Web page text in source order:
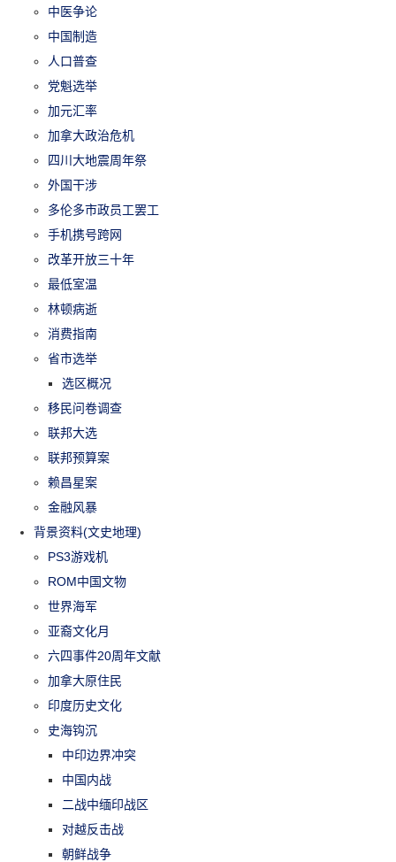
中医争论
中国制造
人口普查
党魁选举
加元汇率
加拿大政治危机
四川大地震周年祭
外国干涉
多伦多市政员工罢工
手机携号跨网
改革开放三十年
最低室温
林顿病逝
消费指南
省市选举
选区概况
移民问卷调查
联邦大选
联邦预算案
赖昌星案
金融风暴
背景资料(文史地理)
PS3游戏机
ROM中国文物
世界海军
亚裔文化月
六四事件20周年文献
加拿大原住民
印度历史文化
史海钩沉
中印边界冲突
中国内战
二战中缅印战区
对越反击战
朝鲜战争